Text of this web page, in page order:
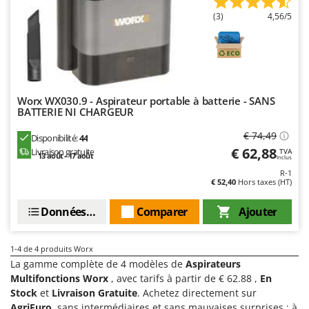
Groupes électrogènes
Gyrobroyeurs à lame pour tracteur
Haches - Cognées et Hachettes
Hachoirs à viande
Herses à Dents
Herses Rotatives
L
Lave-vitres
M
Machines à pâtes
EcoFlow
Edilmark
Effeuno
Einhell
Elegen
Energy Gruppi
Enotecnica Pillan
Eurosystems
F
FAC
Fama Industrie
Famag
(3) 4,56/5
Worx WX030.9 - Aspirateur portable à batterie - SANS
BATTERIE NI CHARGEUR
Disponibilité:44
Livraison gratuite
13 août - 17 août
€ 74,49
€ 62,88 TVA
Inclus
R-1
€ 52,40 Hors taxes (HT)
Ajouter
Comparer
Données techniques
1-4 de 4 produits Worx
La gamme complète de 4 modèles de Aspirateurs
Multifonctions Worx , avec tarifs à partir de € 62.88 , En
Stock et Livraison Gratuite. Achetez directement sur